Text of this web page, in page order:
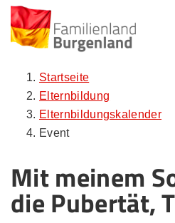
Startseite
Elternbildung
Elternbildungskalender
Event
Mit meinem
die Pubertät,